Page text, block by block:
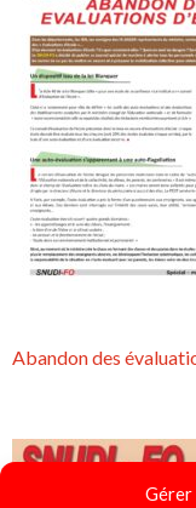
Gérer
Abandon des